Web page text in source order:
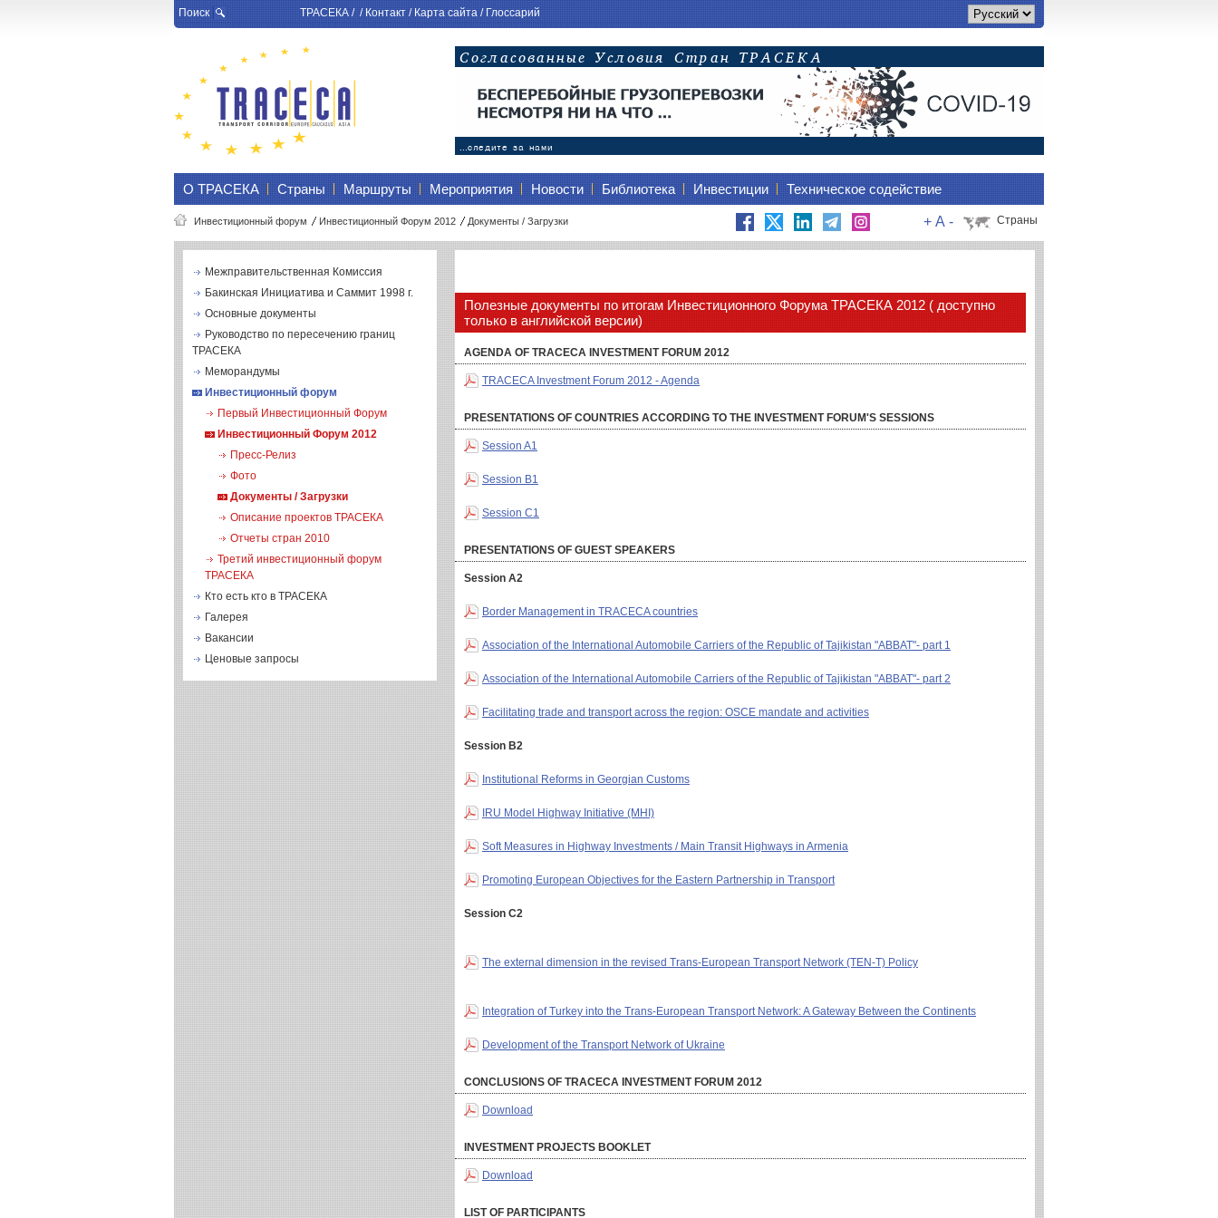
Поиск ТРАСЕКА/ /Контакт/Карта сайта/Глоссарий
О ТРАСЕКА Страны Маршруты Мероприятия Новости Библиотека Инвестиции Техническое содействие
Инвестиционный форум Инвестиционный Форум 2012 Документы / Загрузки Страны
+ A -
Межправительственная Комиссия
Бакинская Инициатива и Саммит 1998 г.
Основные документы
Руководство по пересечению границ
ТРАСЕКА
Меморандумы
Инвестиционный форум
Первый Инвестиционный Форум
Инвестиционный Форум 2012
Пресс-Релиз
Фото
Документы / Загрузки
Описание проектов ТРАСЕКА
Отчеты стран 2010
Третий инвестиционный форум
ТРАСЕКА
Кто есть кто в ТРАСЕКА
Галерея
Вакансии
Ценовые запросы
Полезные документы по итогам Инвестиционного Форума ТРАСЕКА 2012 ( доступно
только в английской версии)
AGENDA OF TRACECA INVESTMENT FORUM 2012
TRACECA Investment Forum 2012 - Agenda
PRESENTATIONS OF COUNTRIES ACCORDING TO THE INVESTMENT FORUM'S SESSIONS
Session A1
Session B1
Session C1
PRESENTATIONS OF GUEST SPEAKERS
Session A2
Border Management in TRACECA countries
Association of the International Automobile Carriers of the Republic of Tajikistan "ABBAT"- part 1
Association of the International Automobile Carriers of the Republic of Tajikistan "ABBAT"- part 2
Facilitating trade and transport across the region: OSCE mandate and activities
Session B2
Institutional Reforms in Georgian Customs
IRU Model Highway Initiative (MHI)
Soft Measures in Highway Investments / Main Transit Highways in Armenia
Promoting European Objectives for the Eastern Partnership in Transport
Session C2
The external dimension in the revised Trans-European Transport Network (TEN-T) Policy
Integration of Turkey into the Trans-European Transport Network: A Gateway Between the Continents
Development of the Transport Network of Ukraine
CONCLUSIONS OF TRACECA INVESTMENT FORUM 2012
Download
INVESTMENT PROJECTS BOOKLET
Download
LIST OF PARTICIPANTS